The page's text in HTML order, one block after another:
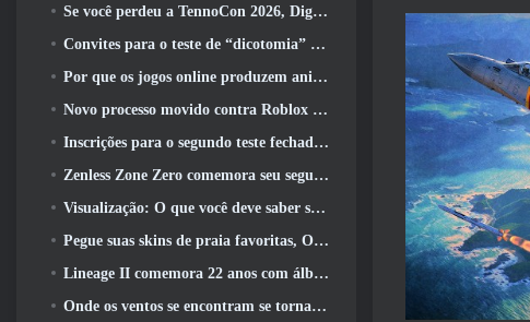
Se você perdeu a TennoCon 2026, Digital Extremes está compartilhando todos os painéis
Convites para o teste de “dicotomia” do Silver Palace estão sendo enviados
Por que os jogos online produzem animes melhores do que os jogos de anime
Novo processo movido contra Roblox em Oregon, alegando incidente com cuidados infantis
Inscrições para o segundo teste fechado global MapleStory Classic World
Zenless Zone Zero comemora seu segundo aniversário oferecendo aos jogadores a escolha de um agente S-Rank gratuito
Visualização: O que você deve saber sobre o jogo de coleta de criaturas da HoYoverse, Honkai: Link Alma
Pegue suas skins de praia favoritas, Os Jogos de Verão voltaram ao Overwatch
Lineage II comemora 22 anos com álbum de vinil de edição de colecionador
Onde os ventos se encontram se torna “Eastern Steampunk” na versão 2.0